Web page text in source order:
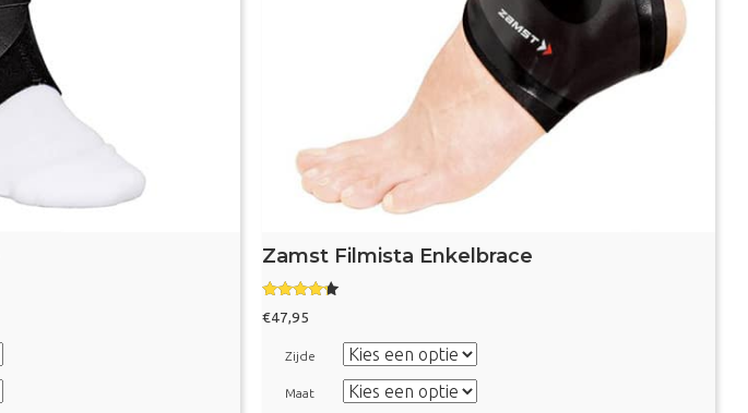
Zamst Filmista Enkelbrace
Gewaarde
erd
uit 5
€47,95
Zijde
Maat